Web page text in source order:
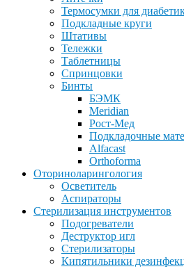
Термосумки для
Подкладные круги
Штативы
Тележки
Таблетницы
Спринцовки
Бинты
БЭМК
Meridian
Рост-Мед
Подкладочные
Alfacast
Orthoforma
Оториноларингология
Осветитель
Аспираторы
Стерилизация инструментов
Подогреватели
Деструктор игл
Стерилизаторы
Кипятильники